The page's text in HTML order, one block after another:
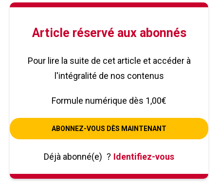
Article réservé aux abonnés
Pour lire la suite de cet article et accéder à
l'intégralité de nos contenus
Formule numérique dès 1,00€
ABONNEZ-VOUS DÈS MAINTENANT
Déjà abonné(e) ? Identifiez-vous